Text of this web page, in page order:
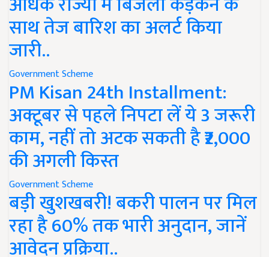
साथ तेज बारिश का अलर्ट किया
जारी..
Government Scheme
PM Kisan 24th Installment:
अक्टूबर से पहले निपटा लें ये 3 जरूरी
काम, नहीं तो अटक सकती है ₹2,000
की अगली किस्त
Government Scheme
बड़ी खुशखबरी! बकरी पालन पर मिल
रहा है 60% तक भारी अनुदान, जानें
आवेदन प्रक्रिया..